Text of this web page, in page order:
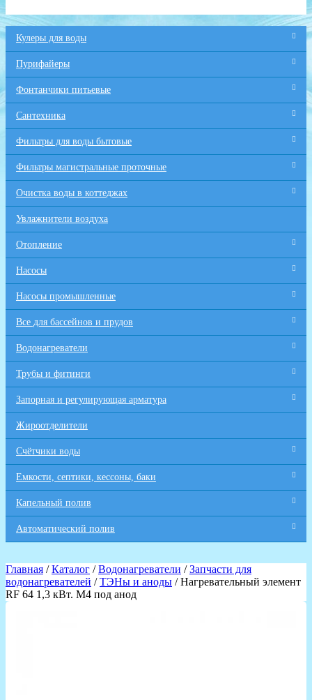
Кулеры для воды
Пурифайеры
Фонтанчики питьевые
Сантехника
Фильтры для воды бытовые
Фильтры магистральные проточные
Очистка воды в коттеджах
Увлажнители воздуха
Отопление
Насосы
Насосы промышленные
Все для бaссейнов и прудов
Водонагреватели
Трубы и фитинги
Запорная и регулирующая арматура
Жироотделители
Счётчики воды
Емкости, септики, кессоны, баки
Капельный полив
Автоматический полив
Главная /Каталог /Водонагреватели /Запчасти для
водонагревателей /ТЭНы и аноды / Нагревательный элемент
RF 64 1,3 кВт. M4 под анод